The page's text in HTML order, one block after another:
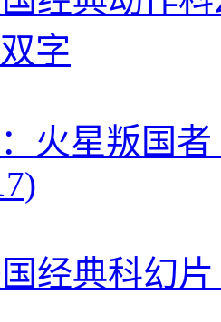
字
火星叛国者
经典科幻